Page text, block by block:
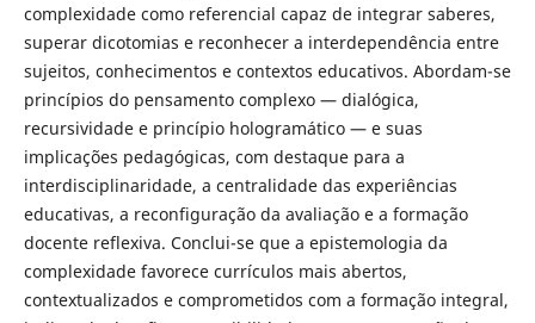
complexidade como referencial capaz de integrar saberes,
superar dicotomias e reconhecer a interdependência entre
sujeitos, conhecimentos e contextos educativos. Abordam-se
princípios do pensamento complexo — dialógica,
recursividade e princípio hologramático — e suas
implicações pedagógicas, com destaque para a
interdisciplinaridade, a centralidade das experiências
educativas, a reconfiguração da avaliação e a formação
docente reflexiva. Conclui-se que a epistemologia da
complexidade favorece currículos mais abertos,
contextualizados e comprometidos com a formação integral,